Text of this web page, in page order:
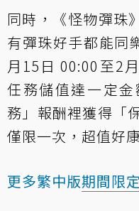
同時，《怪物彈珠
有彈珠好手都能同
月15日 00:00至2
任務儲值達一定
務」報酬裡獲得「
僅限一次，超值好
更多繁中版期間限定